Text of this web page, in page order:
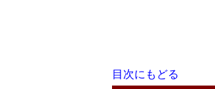
目次にもどる